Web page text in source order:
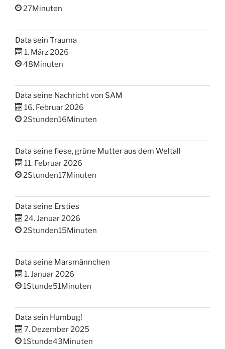
27Minuten
Data sein Trauma
1. März 2026
48Minuten
Data seine Nachricht von SAM
16. Februar 2026
2Stunden16Minuten
Data seine fiese, grüne Mutter aus dem Weltall
11. Februar 2026
2Stunden17Minuten
Data seine Ersties
24. Januar 2026
2Stunden15Minuten
Data seine Marsmännchen
1. Januar 2026
1Stunde51Minuten
Data sein Humbug!
7. Dezember 2025
1Stunde43Minuten